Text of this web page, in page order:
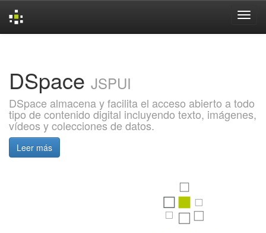
DSpace JSPUI
DSpace almacena y facilita el acceso abierto a todo
tipo de contenido digital incluyendo texto, imágenes,
vídeos y colecciones de datos.
Leer más